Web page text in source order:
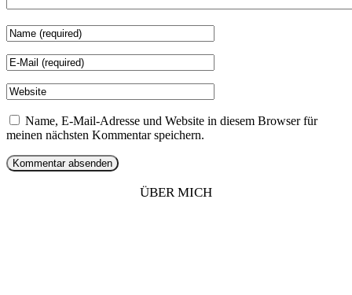
Name, E-Mail-Adresse und Website in diesem Browser für
meinen nächsten Kommentar speichern.
ÜBER MICH